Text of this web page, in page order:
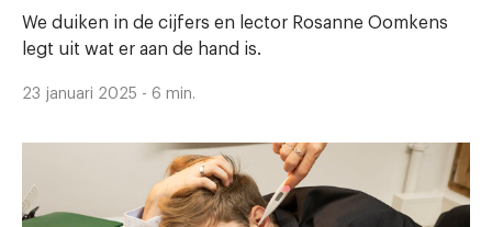
We duiken in de cijfers en lector Rosanne Oomkens
legt uit wat er aan de hand is.
23 januari 2025 - 6 min.